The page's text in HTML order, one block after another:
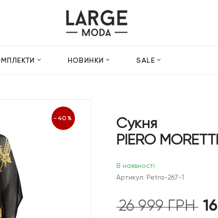
НОВИНКИ SALE
-40%
Сукня
PIERO MORETTI
В наявності
Артикул: Petra-267-1
26 999ГРН